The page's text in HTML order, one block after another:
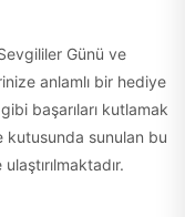
Günü ve
anlamlı bir hediye
başarıları kutlamak
kutusunda sunulan bu